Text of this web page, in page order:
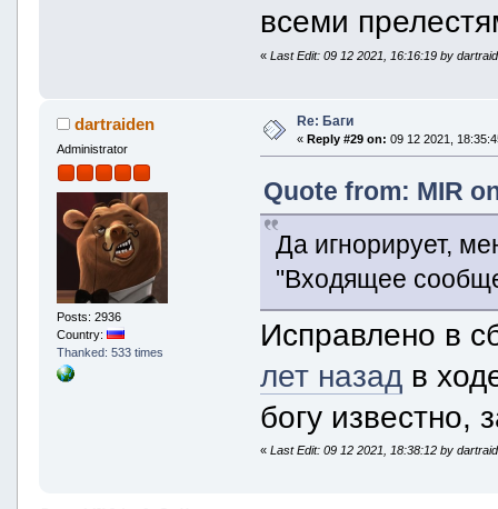
всеми
«Last Edit: 09 12 2021, 16:16:19 by
dartraiden
Administrator
Posts: 2936
Country:
Thanked: 533 times
Re: Баги
« Reply #29 on: 09 12 2021,
Quote from: MIR
Да игнорирует,
"Входящее
Исправлено в
лет назад в
богу известно,
«Last Edit: 09 12 2021, 18:38:12 by